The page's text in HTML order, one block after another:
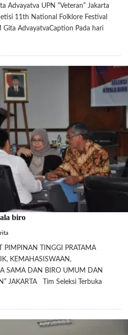
Advayatva UPN “Veteran” Jakarta
11th National Folklore Festival
AdvayatvaCaption Pada hari
biro
PIMPINAN TINGGI PRATAMA
KEMAHASISWAAN,
SAMA DAN BIRO UMUM DAN
JAKARTA Tim Seleksi Terbuka